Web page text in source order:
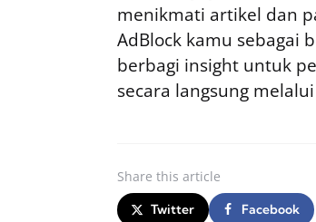
menikmati artikel dan
AdBlock kamu sebagai
berbagi insight untuk
secara langsung
Share this article
Twitter Facebook